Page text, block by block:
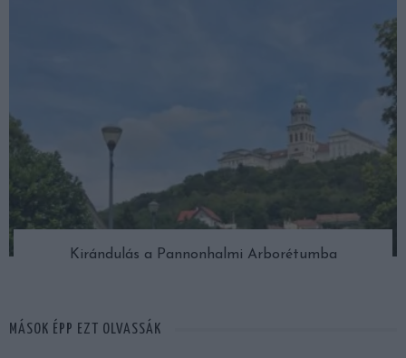
Kirándulás a Pannonhalmi Arborétumba
MÁSOK ÉPP EZT OLVASSÁK